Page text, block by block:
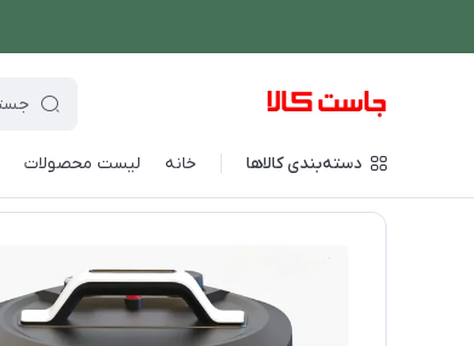
دسته‌بندی کالاها خانه لیست محصولات
فروشگاه اینترنتی جاست کالا پخت و پز پلوپز و زودپز